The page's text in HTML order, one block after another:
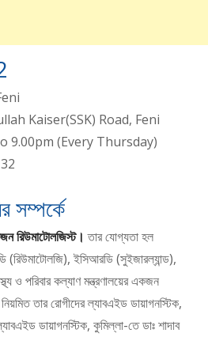
Kaiser(SSK) Road, Feni
9.00pm (Every Thursday)
সম্পর্কে
রিউমাটোলজিস্ট। তার যোগ্যতা হল
(রিউমাটোলজি), ইসিআরডি (সুইজারল্যান্ড),
ও পরিবার কল্যাণ মন্ত্রণালয়ের একজন
তার রোগীদের ল্যাবএইড ডায়াগনস্টিক,
ডায়াগনস্টিক, কুমিল্লা-তে ডাঃ শাদাব